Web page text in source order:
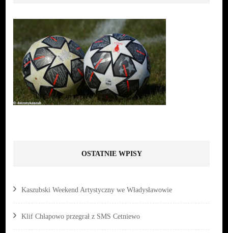
OSTATNIE WPISY
Kaszubski Weekend Artystyczny we Władysławowie
Klif Chłapowo przegrał z SMS Cetniewo